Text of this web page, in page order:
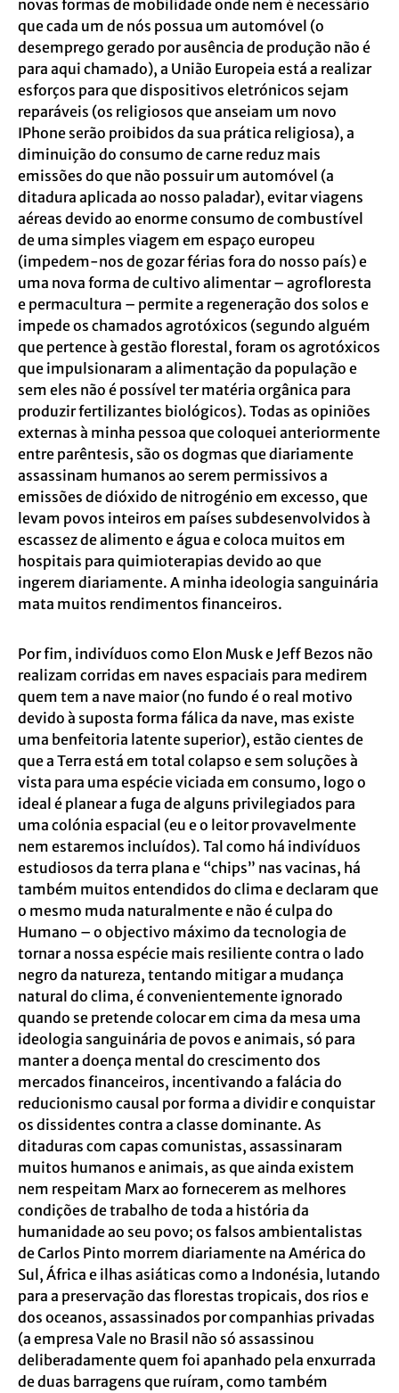
novas formas de mobilidade onde nem é necessário
que cada um de nós possua um automóvel (o
desemprego gerado por ausência de produção não é
para aqui chamado), a União Europeia está a realizar
esforços para que dispositivos eletrónicos sejam
reparáveis (os religiosos que anseiam um novo
IPhone serão proibidos da sua prática religiosa), a
diminuição do consumo de carne reduz mais
emissões do que não possuir um automóvel (a
ditadura aplicada ao nosso paladar), evitar viagens
aéreas devido ao enorme consumo de combustível
de uma simples viagem em espaço europeu
(impedem-nos de gozar férias fora do nosso país) e
uma nova forma de cultivo alimentar – agrofloresta
e permacultura – permite a regeneração dos solos e
impede os chamados agrotóxicos (segundo alguém
que pertence à gestão florestal, foram os agrotóxicos
que impulsionaram a alimentação da população e
sem eles não é possível ter matéria orgânica para
produzir fertilizantes biológicos). Todas as opiniões
externas à minha pessoa que coloquei anteriormente
entre parêntesis, são os dogmas que diariamente
assassinam humanos ao serem permissivos a
emissões de dióxido de nitrogénio em excesso, que
levam povos inteiros em países subdesenvolvidos à
escassez de alimento e água e coloca muitos em
hospitais para quimioterapias devido ao que
ingerem diariamente. A minha ideologia sanguinária
mata muitos rendimentos financeiros.
Por fim, indivíduos como Elon Musk e Jeff Bezos não
realizam corridas em naves espaciais para medirem
quem tem a nave maior (no fundo é o real motivo
devido à suposta forma fálica da nave, mas existe
uma benfeitoria latente superior), estão cientes de
que a Terra está em total colapso e sem soluções à
vista para uma espécie viciada em consumo, logo o
ideal é planear a fuga de alguns privilegiados para
uma colónia espacial (eu e o leitor provavelmente
nem estaremos incluídos). Tal como há indivíduos
estudiosos da terra plana e “chips” nas vacinas, há
também muitos entendidos do clima e declaram que
o mesmo muda naturalmente e não é culpa do
Humano – o objectivo máximo da tecnologia de
tornar a nossa espécie mais resiliente contra o lado
negro da natureza, tentando mitigar a mudança
natural do clima, é convenientemente ignorado
quando se pretende colocar em cima da mesa uma
ideologia sanguinária de povos e animais, só para
manter a doença mental do crescimento dos
mercados financeiros, incentivando a falácia do
reducionismo causal por forma a dividir e conquistar
os dissidentes contra a classe dominante. As
ditaduras com capas comunistas, assassinaram
muitos humanos e animais, as que ainda existem
nem respeitam Marx ao fornecerem as melhores
condições de trabalho de toda a história da
humanidade ao seu povo; os falsos ambientalistas
de Carlos Pinto morrem diariamente na América do
Sul, África e ilhas asiáticas como a Indonésia, lutando
para a preservação das florestas tropicais, dos rios e
dos oceanos, assassinados por companhias privadas
(a empresa Vale no Brasil não só assassinou
deliberadamente quem foi apanhado pela enxurrada
de duas barragens que ruíram, como também